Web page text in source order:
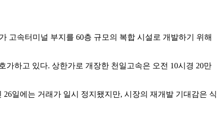
고속터미널 부지를 60층 규모의 복합 시설로 개발하기 위해
가하고 있다. 상한가로 개장한 천일고속은 오전 10시경 20만
일에는 거래가 일시 정지됐지만, 시장의 재개발 기대감은 식